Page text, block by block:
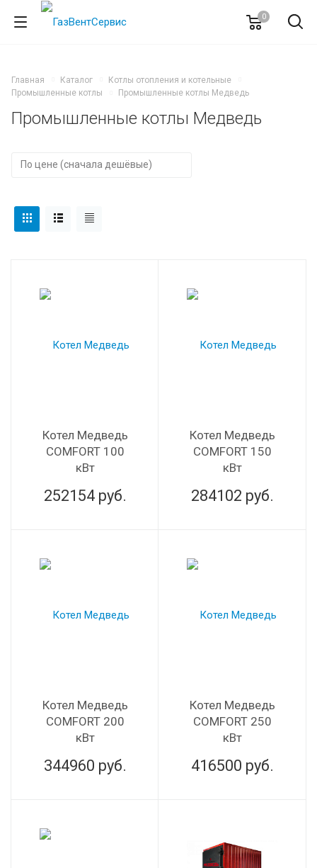
0
Главная Каталог
Котлы отопления и котельные
Промышленные котлы
Промышленные котлы Медведь
Промышленные котлы Медведь
Котел Медведь
COMFORT 100
кВт
252154 руб.
Котел Медведь
COMFORT 150
кВт
284102 руб.
Котел Медведь
COMFORT 200
кВт
344960 руб.
Котел Медведь
COMFORT 250
кВт
416500 руб.